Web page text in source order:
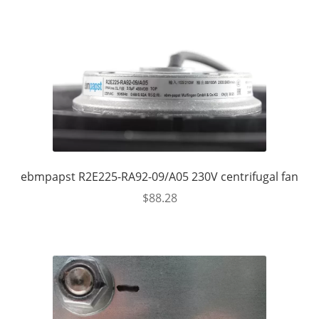
ebmpapst R2E225-RA92-09/A05 230V centrifugal fan
$88.28